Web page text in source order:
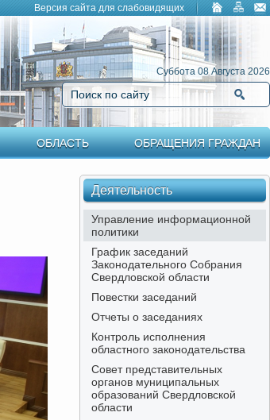
Версия сайта для слабовидящих
Суббота 08 Августа 2026
Поиск по сайту
ОБЛАСТЬ ОБРАЩЕНИЯ ГРАЖДАН
Деятельность
Управление информационной
политики
График заседаний
Законодательного Собрания
Свердловской области
Повестки заседаний
Отчеты о заседаниях
Контроль исполнения
областного законодательства
Совет представительных
органов муниципальных
образований Свердловской
области